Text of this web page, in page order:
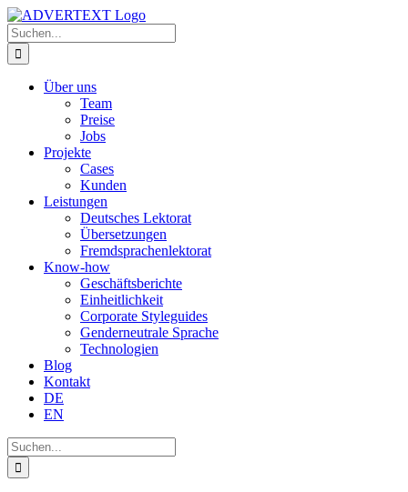
Zum
Inhalt
springen
Suche
nach:
Über uns
Team
Preise
Jobs
Projekte
Cases
Kunden
Leistungen
Deutsches Lektorat
Übersetzungen
Fremdsprachenlektorat
Know-how
Geschäftsberichte
Einheitlichkeit
Corporate Styleguides
Genderneutrale Sprache
Technologien
Blog
Kontakt
DE
EN
Suche
nach: